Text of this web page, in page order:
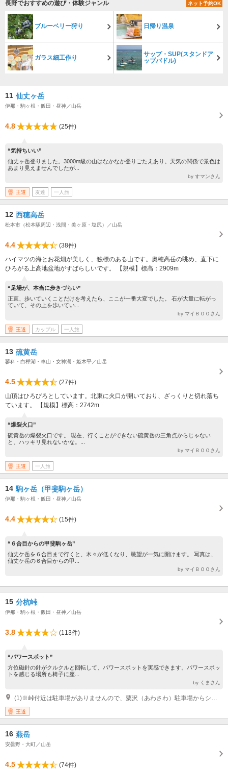
長野でおすすめの遊び・体験ジャンル ネット予約OK
ブルーベリー狩り 日帰り温泉
ガラス細工作り
サップ・SUP(スタンドア
ップパドル)
11 仙丈ヶ岳
伊那・駒ヶ根・飯田・昼神／山岳
4.8 (25件)
“気持ちいい”
仙丈ヶ岳登りました。3000m級の山はなかなか登りごたえあり。天気の関係で景色は
あまり見えませんでしたが...
by すマンさん
王道 友達 一人旅
12 西穂高岳
松本市（松本駅周辺・浅間・美ヶ原・塩尻）／山岳
4.4
(38件)
ハイマツの海とお花畑が美しく、独標のある山です。奥穂高岳の眺め、直下に
ひろがる上高地盆地がすばらしいです。 【規模】標高：2909m
“足場が、本当に歩きづらい”
正直、歩いていくことだけを考えたら、ここが一番大変でした。 石が大量に転がっ
ていて、その上を歩いてい...
by マイＢＯＯさん
王道 カップル 一人旅
13 硫黄岳
蓼科・白樺湖・車山・女神湖・姫木平／山岳
4.5
(27件)
山頂はひろびろとしています。北東に火口が開いており、ざっくりと切れ落ち
ています。 【規模】標高：2742m
“爆裂火口”
硫黄岳の爆裂火口です。 現在、行くことができない硫黄岳の三角点からじゃない
と、ハッキリ見れないかな。...
by マイＢＯＯさん
王道 一人旅
14 駒ヶ岳（甲斐駒ヶ岳）
伊那・駒ヶ根・飯田・昼神／山岳
4.4 (15件)
“６合目からの甲斐駒ヶ岳”
仙丈ケ岳を６合目まで行くと、木々が低くなり、眺望が一気に開けます。 写真は、
仙丈ケ岳の６合目からの甲...
by マイＢＯＯさん
15 分杭峠
伊那・駒ヶ根・飯田・昼神／山岳
3.8 (113件)
“パワースポット”
方位磁針の針がクルクルと回転して、パワースポットを実感できます。パワースポッ
トを感じる場所も椅子に座...
by くまさん
(1)※峠付近は駐車場がありませんので、粟沢（あわさわ）駐車場からシャトルバスをご利用ください。＜運行期間＞4～11月 ＜運行時刻＞粟沢発8～14時30分、分杭峠発9時15分～16時（片道15分 / 30分～1時間間隔で運行）＜料金＞往復(協力金500円含む)大人1000円／小学生以下 500円
王道
16 燕岳
安曇野・大町／山岳
4.5
(74件)